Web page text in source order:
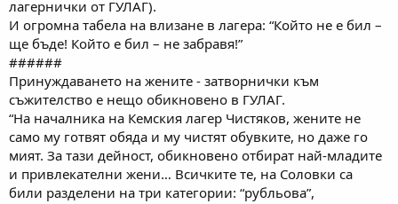
лагернички от ГУЛАГ).
И огромна табела на влизане в лагера: “Който не е бил –
ще бъде! Който е бил – не забравя!”
######
Принуждаването на жените - затворнички към
съжителство е нещо обикновено в ГУЛАГ.
“На началника на Кемския лагер Чистяков, жените не
само му готвят обяда и му чистят обувките, но даже го
мият. За тази дейност, обикновено отбират най-младите
и привлекателни жени… Всичките те, на Соловки са
били разделени на три категории: “рубльова”,